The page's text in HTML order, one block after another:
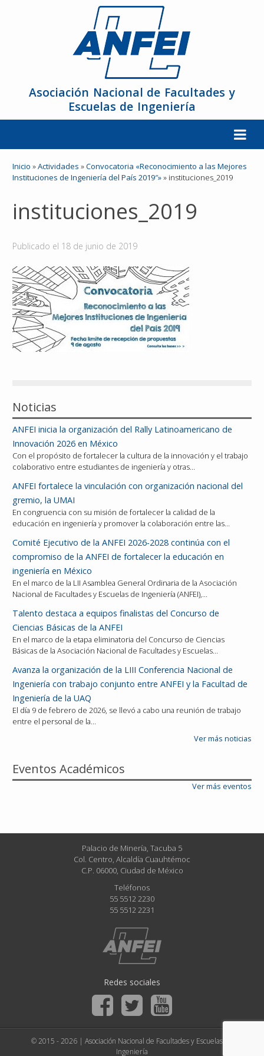
Asociación Nacional de Facultades y
Escuelas de Ingeniería
La ANFEI
Reuniones y Conferencias
Reconocimientos
Publicaciones
Afiliación
Inicio »Actividades »Convocatoria «Reconocimiento a las Mejores
Instituciones de Ingeniería del País 2019″»» instituciones_2019
instituciones_2019
Publicado el 18 de junio de 2019
Noticias
ANFEI inicia la organización del Rally Latinoamericano de
Innovación 2026 en México
Con el propósito de fortalecer la cultura de la innovación y el trabajo
colaborativo entre estudiantes de ingeniería y otras…
ANFEI fortalece la vinculación con organización nacional del
gremio, la UMAI
En congruencia con su misión de fortalecer la calidad de la
educación en ingeniería y promover la colaboración entre las…
Comité Ejecutivo de la ANFEI 2026-2028 continúa con el
compromiso de la ANFEI de fortalecer la educación en
ingeniería en México
En el marco de la LII Asamblea General Ordinaria de la Asociación
Nacional de Facultades y Escuelas de Ingeniería (ANFEI),…
Talento destaca a equipos finalistas del Concurso de
Ciencias Básicas de la ANFEI
En el marco de la etapa eliminatoria del Concurso de Ciencias
Básicas de la Asociación Nacional de Facultades y Escuelas…
Avanza la organización de la LIII Conferencia Nacional de
Ingeniería con trabajo conjunto entre ANFEI y la Facultad de
Ingeniería de la UAQ
El día 9 de febrero de 2026, se llevó a cabo una reunión de trabajo
entre el personal de la…
Ver más noticias
Eventos Académicos
Ver más eventos
Palacio de Minería, Tacuba 5
Col. Centro, Alcaldía Cuauhtémoc
C.P. 06000, Ciudad de México
Teléfonos
55 5512 2230
55 5512 2231
Redes sociales
© 2015 - 2026 | Asociación Nacional de Facultades y Escuelas de
Ingeniería